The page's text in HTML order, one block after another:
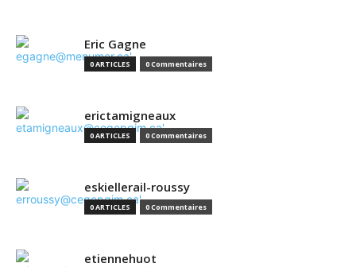
Eric Gagne
0 ARTICLES 0 Commentaires
erictamigneaux
0 ARTICLES 0 Commentaires
eskiellerail-roussy
0 ARTICLES 0 Commentaires
etiennehuot